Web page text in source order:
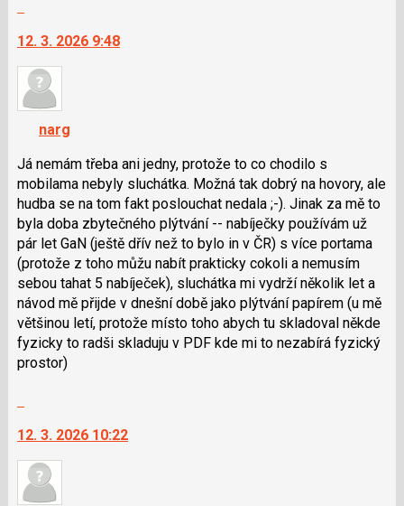
a
P
pro
předchozí
nový
další
nový
názor.
lze
použít
i
klávesy
N
pro
následující
a
P
pro
předchozí
nový
12. 3. 2026 9:48
narg
Já nemám třeba ani jedny, protože to co chodilo s
mobilama nebyly sluchátka. Možná tak dobrý na hovory, ale
hudba se na tom fakt poslouchat nedala ;-). Jinak za mě to
byla doba zbytečného plýtvání -- nabíječky používám už
pár let GaN (ještě dřív než to bylo in v ČR) s více portama
(protože z toho můžu nabít prakticky cokoli a nemusím
sebou tahat 5 nabíječek), sluchátka mi vydrží několik let a
návod mě přijde v dnešní době jako plýtvání papírem (u mě
většinou letí, protože místo toho abych tu skladoval někde
fyzicky to radši skladuju v PDF kde mi to nezabírá fyzický
prostor)
další
nový
názor.
12. 3. 2026 10:22